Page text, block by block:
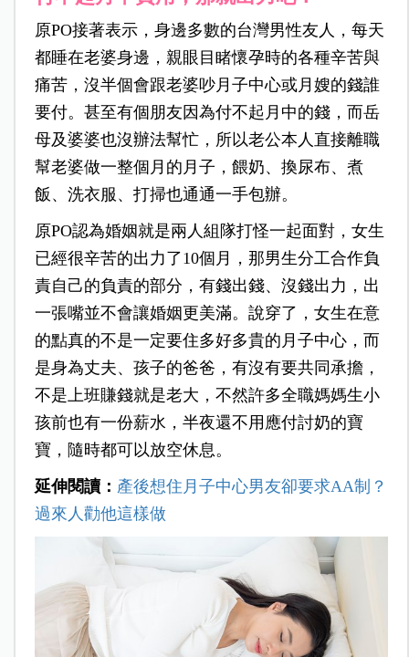
原PO接著表示，身邊多數的台灣男性友人，每天
都睡在老婆身邊，親眼目睹懷孕時的各種辛苦與
痛苦，沒半個會跟老婆吵月子中心或月嫂的錢誰
要付。甚至有個朋友因為付不起月中的錢，而岳
母及婆婆也沒辦法幫忙，所以老公本人直接離職
幫老婆做一整個月的月子，餵奶、換尿布、煮
飯、洗衣服、打掃也通通一手包辦。
原PO認為婚姻就是兩人組隊打怪一起面對，女生
已經很辛苦的出力了10個月，那男生分工合作負
責自己的負責的部分，有錢出錢、沒錢出力，出
一張嘴並不會讓婚姻更美滿。說穿了，女生在意
的點真的不是一定要住多好多貴的月子中心，而
是身為丈夫、孩子的爸爸，有沒有要共同承擔，
不是上班賺錢就是老大，不然許多全職媽媽生小
孩前也有一份薪水，半夜還不用應付討奶的寶
寶，隨時都可以放空休息。
延伸閱讀： 產後想住月子中心男友卻要求AA制？
過來人勸他這樣做